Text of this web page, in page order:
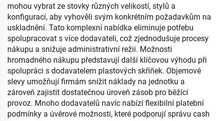
mohou vybrat ze stovky různých velikostí, stylů a
konfigurací, aby vyhověli svým konkrétním požadavkům na
uskladnění. Tato komplexní nabídka eliminuje potřebu
spolupracovat s více dodavateli, což zjednodušuje procesy
nákupu a snižuje administrativní režii. Možnosti
hromadného nákupu představují další klíčovou výhodu při
spolupráci s dodavatelem plastových skříňek. Objemové
slevy umožňují firmám snížit náklady na jednotku a
zároveň zajistit dostatečnou úroveň zásob pro běžící
provoz. Mnoho dodavatelů navíc nabízí flexibilní platební
podmínky a úvěrové možnosti, které podporují správu cash